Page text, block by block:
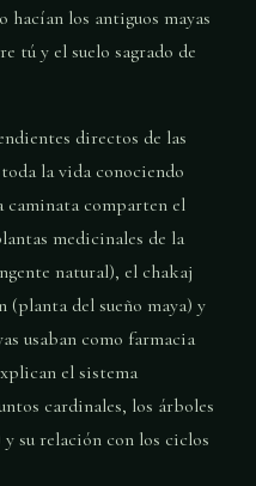
hacían los antiguos mayas
tú y el suelo sagrado de
directos de las
la vida conociendo
caminata comparten el
medicinales de la
natural), el chakaj
(planta del sueño maya) y
usaban como farmacia
el sistema
cardinales, los árboles
su relación con los ciclos